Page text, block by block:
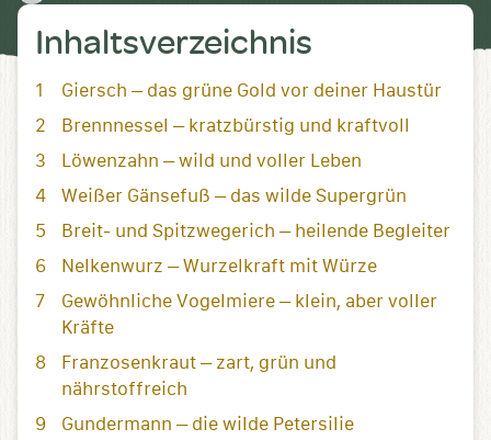
Inhaltsverzeichnis
Giersch – das grüne Gold vor deiner Haustür
Brennnessel – kratzbürstig und kraftvoll
Löwenzahn – wild und voller Leben
Weißer Gänsefuß – das wilde Supergrün
Breit- und Spitzwegerich – heilende Begleiter
Nelkenwurz – Wurzelkraft mit Würze
Gewöhnliche Vogelmiere – klein, aber voller
Kräfte
Franzosenkraut – zart, grün und
nährstoffreich
Gundermann – die wilde Petersilie